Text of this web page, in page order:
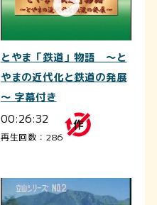
とやま「鉄道」物語 ～と
やまの近代化と鉄道の発展
～ 字幕付き
00:26:32
再生回数：286